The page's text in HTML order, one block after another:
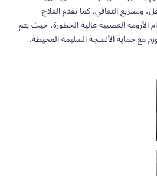
وتسريع التعافي. كما نقدم العلاج
الأرومة العصبية عالية الخطورة، حيث يتم
مع حماية الأنسجة السليمة المحيطة.